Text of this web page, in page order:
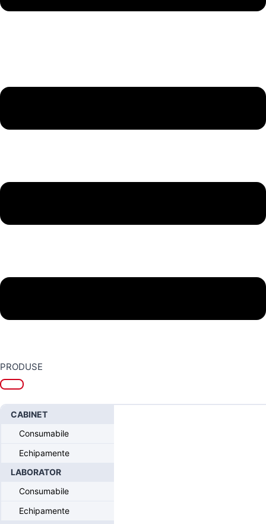
PRODUSE
CABINET
Consumabile
Echipamente
LABORATOR
Consumabile
Echipamente
Home/Sistemul Intra-Lock® FUSION